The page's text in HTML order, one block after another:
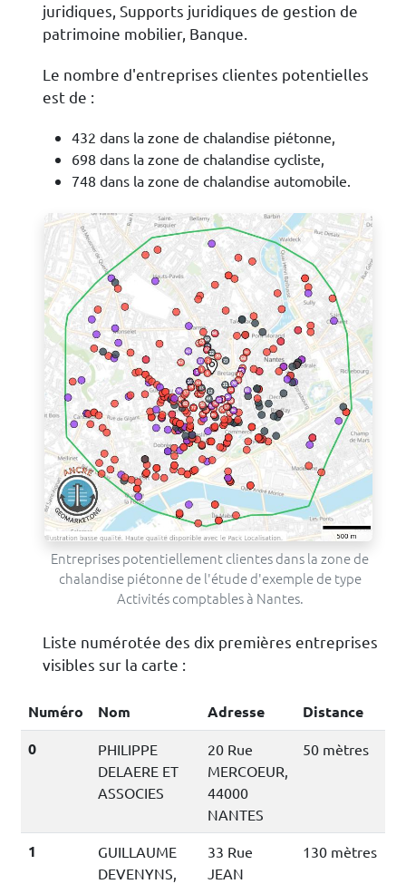
juridiques, Supports juridiques de gestion de
patrimoine mobilier, Banque.
Le nombre d'entreprises clientes potentielles
est de :
432 dans la zone de chalandise piétonne,
698 dans la zone de chalandise cycliste,
748 dans la zone de chalandise automobile.
Entreprises potentiellement clientes dans la zone de
chalandise piétonne de l'étude d'exemple de type
Activités comptables à Nantes.
Liste numérotée des dix premières entreprises
visibles sur la carte :
Numéro Nom Adresse
Distance
0
PHILIPPE
DELAERE ET
ASSOCIES
20 Rue
MERCOEUR,
44000
NANTES
50 mètres
1
GUILLAUME
DEVENYNS,
33 Rue
JEAN
130 mètres